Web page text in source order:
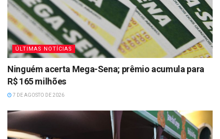
ÚLTIMAS NOTÍCIAS
Ninguém acerta Mega-Sena; prêmio acumula para
R$ 165 milhões
7 DE AGOSTO DE 2026